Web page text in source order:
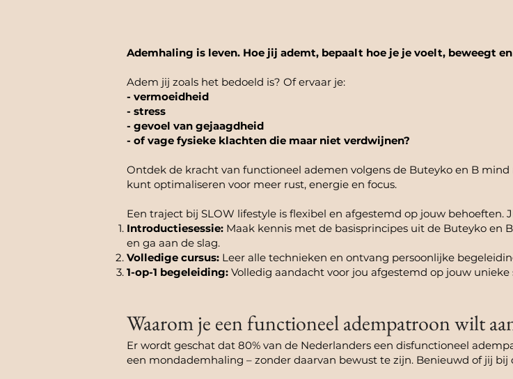
Ademhaling is leven. Hoe jij ademt, bepaalt hoe je je voelt, beweegt
Adem jij zoals het bedoeld is? Of ervaar je:
- vermoeidheid
- stress
- gevoel van gejaagdheid
- of vage fysieke klachten die maar niet verdwijnen?
Ontdek de kracht van functioneel ademen volgens de Buteyko en B
kunt optimaliseren voor meer rust, energie en focus.
Een traject bij SLOW lifestyle is flexibel en afgestemd op jouw behoeften.
Introductiesessie: Maak kennis met de basisprincipes uit de Buteyko
en ga aan de slag.
Volledige cursus: Leer alle technieken en ontvang persoonlijke
1-op-1 begeleiding: Volledig aandacht voor jou afgestemd op jouw unieke
Waarom je een functioneel adempatroon wilt
Er wordt geschat dat 80% van de Nederlanders een disfunctioneel
een mondademhaling – zonder daarvan bewust te zijn. Benieuwd of jij bij